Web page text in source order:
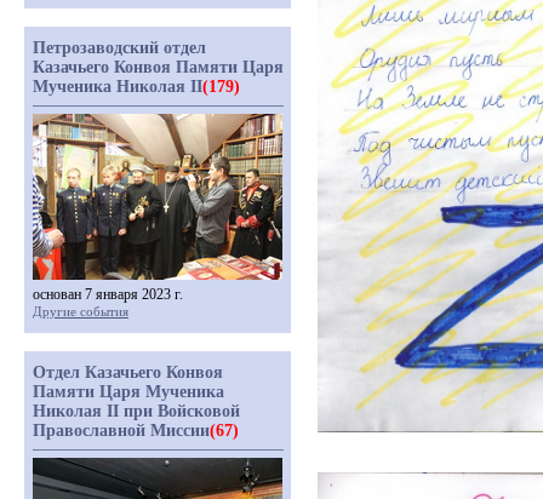
Петрозаводский отдел
Казачьего Конвоя Памяти Царя
Мученика Николая II(179)
основан 7 января 2023 г.
Другие события
Отдел Казачьего Конвоя
Памяти Царя Мученика
Николая II при Войсковой
Православной Миссии(67)